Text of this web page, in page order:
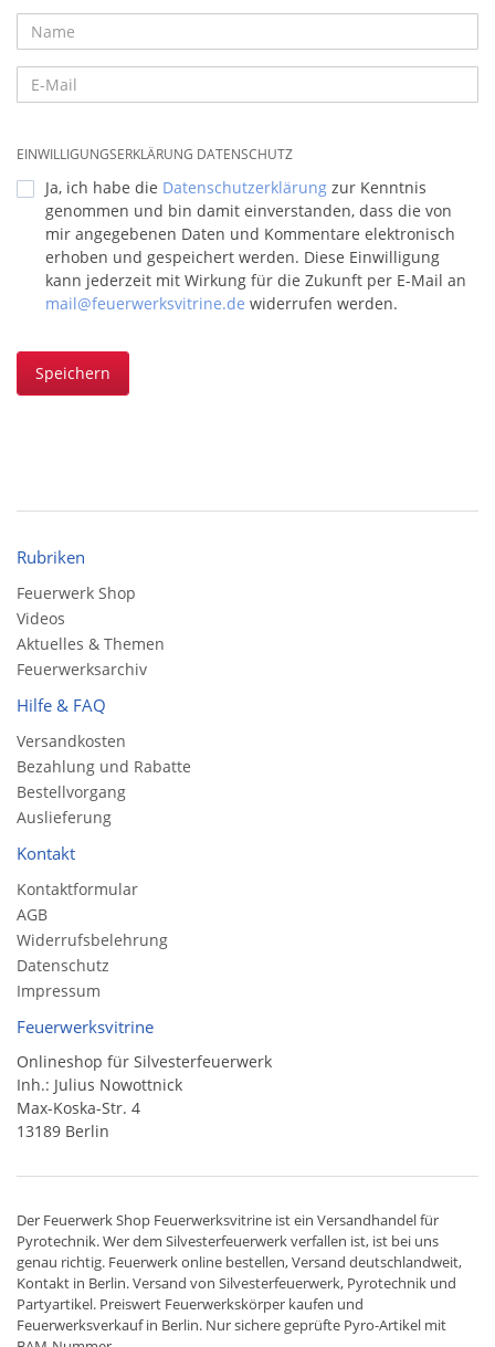
EINWILLIGUNGSERKLÄRUNG DATENSCHUTZ
Ja, ich habe die Datenschutzerklärung zur Kenntnis
genommen und bin damit einverstanden, dass die von
mir angegebenen Daten und Kommentare elektronisch
erhoben und gespeichert werden. Diese Einwilligung
kann jederzeit mit Wirkung für die Zukunft per E-Mail an
mail@feuerwerksvitrine.de widerrufen werden.
Speichern
Rubriken
Feuerwerk Shop
Videos
Aktuelles & Themen
Feuerwerksarchiv
Hilfe & FAQ
Versandkosten
Bezahlung und Rabatte
Bestellvorgang
Auslieferung
Kontakt
Kontaktformular
AGB
Widerrufsbelehrung
Datenschutz
Impressum
Feuerwerksvitrine
Onlineshop für Silvesterfeuerwerk
Inh.: Julius Nowottnick
Max-Koska-Str. 4
13189 Berlin
Der Feuerwerk Shop Feuerwerksvitrine ist ein Versandhandelfür
Pyrotechnik. Wer dem Silvesterfeuerwerk verfallen ist, ist bei uns
genau richtig. Feuerwerk online bestellen,Versand deutschlandweit,
Kontakt in Berlin. Versand von Silvesterfeuerwerk, Pyrotechnik und
Partyartikel. Preiswert Feuerwerkskörper kaufen und
Feuerwerksverkauf in Berlin. Nur sichere geprüfte Pyro-Artikel mit